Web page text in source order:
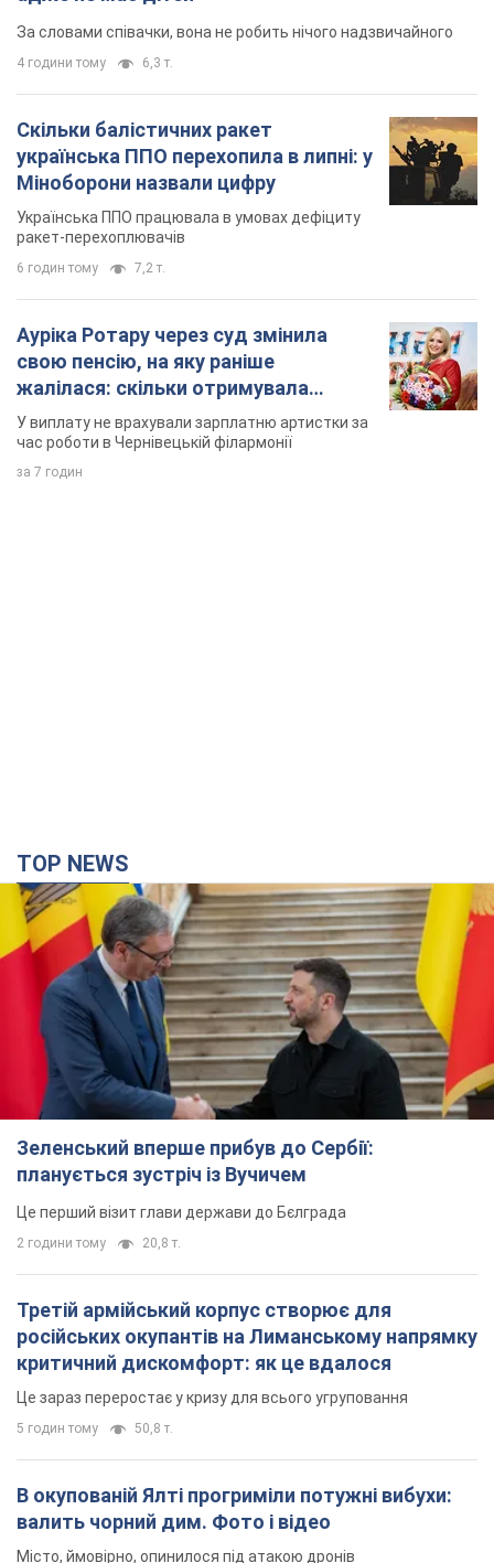
За словами співачки, вона не робить нічого надзвичайного
4 години тому 6,3 т.
Скільки балістичних ракет
українська ППО перехопила в липні: у
Міноборони назвали цифру
Українська ППО працювала в умовах дефіциту
ракет-перехоплювачів
6 годин тому 7,2 т.
Ауріка Ротару через суд змінила
свою пенсію, на яку раніше
жалілася: скільки отримувала
співачка
У виплату не врахували зарплатню артистки за
час роботи в Чернівецькій філармонії
за 7 годин
TOP NEWS
Зеленський вперше прибув до Сербії:
планується зустріч із Вучичем
Це перший візит глави держави до Бєлграда
2 години тому 20,8 т.
Третій армійський корпус створює для
російських окупантів на Лиманському напрямку
критичний дискомфорт: як це вдалося
Це зараз переростає у кризу для всього угруповання
5 годин тому 50,8 т.
В окупованій Ялті прогриміли потужні вибухи:
валить чорний дим. Фото і відео
Місто, ймовірно, опинилося під атакою дронів